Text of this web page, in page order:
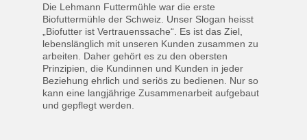
Die Lehmann Futtermühle war die erste
Biofuttermühle der Schweiz. Unser Slogan heisst
„Biofutter ist Vertrauenssache“. Es ist das Ziel,
lebenslänglich mit unseren Kunden zusammen zu
arbeiten. Daher gehört es zu den obersten
Prinzipien, die Kundinnen und Kunden in jeder
Beziehung ehrlich und seriös zu bedienen. Nur so
kann eine langjährige Zusammenarbeit aufgebaut
und gepflegt werden.